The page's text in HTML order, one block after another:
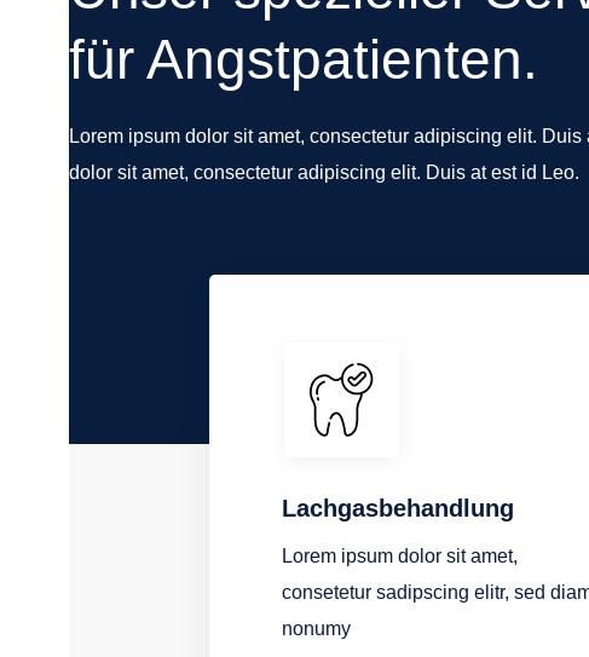
für Angstpatienten.
Lorem ipsum dolor sit amet, consectetur adipiscing elit.
dolor sit amet, consectetur adipiscing elit. Duis at est id Leo.
Lachgasbehandlung
Lorem ipsum dolor sit amet,
consetetur sadipscing elitr, sed
nonumy